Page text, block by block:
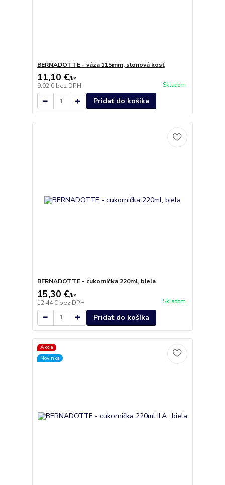
BERNADOTTE - váza 115mm, slonová kosť
11,10 €/ks
9,02 € bez DPH Skladom
Pridať do košíka
BERNADOTTE - cukornička 220ml, biela
15,30 €/ks
12,44 € bez DPH Skladom
Pridať do košíka
Akcia
Novinka